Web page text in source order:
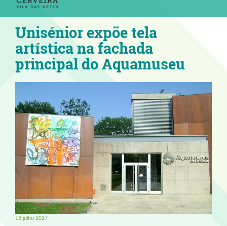
Unisénior expõe tela
artística na fachada
principal do Aquamuseu
13 julho 2017